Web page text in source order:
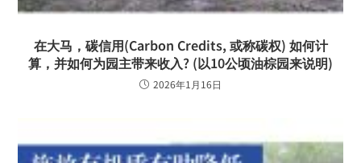
在大马，碳信用(Carbon Credits, 或称碳权) 如何计
算，并如何为园主带来收入? (以10公顷油棕园来说明)
2026年1月16日